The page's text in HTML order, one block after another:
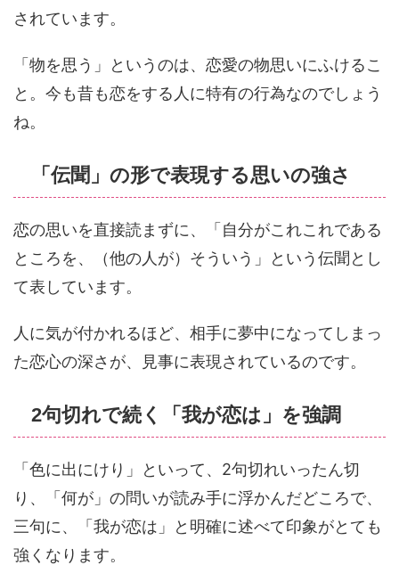
されています。
「物を思う」というのは、恋愛の物思いにふけるこ
と。今も昔も恋をする人に特有の行為なのでしょう
ね。
「伝聞」の形で表現する思いの強さ
恋の思いを直接読まずに、「自分がこれこれである
ところを、（他の人が）そういう」という伝聞とし
て表しています。
人に気が付かれるほど、相手に夢中になってしまっ
た恋心の深さが、見事に表現されているのです。
2句切れで続く「我が恋は」を強調
「色に出にけり」といって、2句切れいったん切
り、「何が」の問いが読み手に浮かんだどころで、
三句に、「我が恋は」と明確に述べて印象がとても
強くなります。